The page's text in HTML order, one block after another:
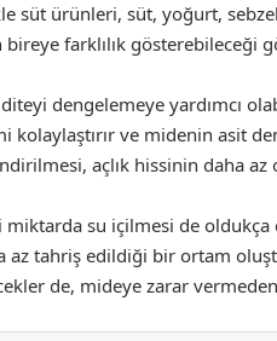
süt ürünleri, süt, yoğurt,
farklılık gösterebileceği
dengelemeye yardımcı
ve midenin asit
açlık hissinin daha az
su içilmesi de
tahriş edildiği bir ortam
de, mideye zarar vermeden